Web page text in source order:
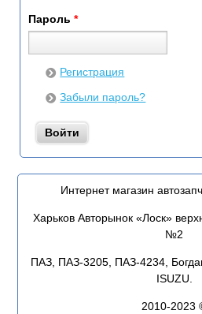
Пароль *
Регистрация
Забыли пароль?
Интернет магазин
Харьков Авторынок «Лоск»
№2
ПАЗ, ПАЗ-3205, ПАЗ-4234,
ISUZU.
2010-2023